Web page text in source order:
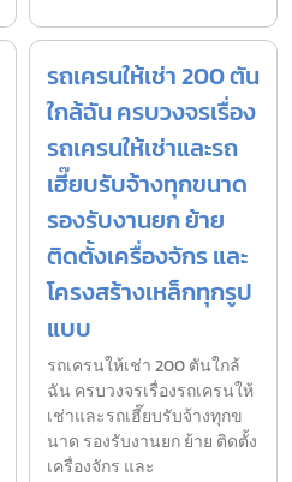
รถเครนให้เช่า 200 ตัน
ใกล้ฉัน ครบวงจรเรื่อง
รถเครนให้เช่าและรถ
เฮี๊ยบรับจ้างทุกขนาด
รองรับงานยก ย้าย
ติดตั้งเครื่องจักร และ
โครงสร้างเหล็กทุกรูป
แบบ
รถเครนให้เช่า 200 ตันใกล้
ฉัน ครบวงจรเรื่องรถเครนให้
เช่าและรถเฮี๊ยบรับจ้างทุกข
นาด รองรับงานยก ย้าย ติดตั้ง
เครื่องจักร และ